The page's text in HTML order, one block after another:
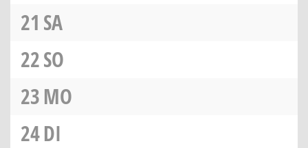
21 SA
22SO
23MO
24DI